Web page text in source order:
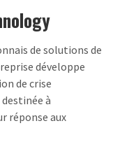
de solutions de
développe
de crise
à
réponse aux